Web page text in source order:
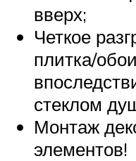
вверх;
Четкое
плитка/
стеклом
Монтаж
элементов!